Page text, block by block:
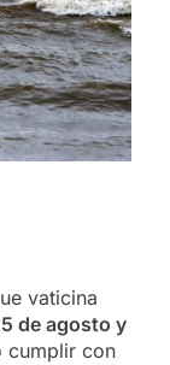
vaticina
de agosto y
cumplir con